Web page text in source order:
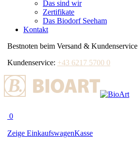
Das sind wir
Zertifikate
Das Biodorf Seeham
Kontakt
Bestnoten beim Versand & Kundenservice
Kundenservice: +43 6217 5700 0
0
Zeige EinkaufswagenKasse